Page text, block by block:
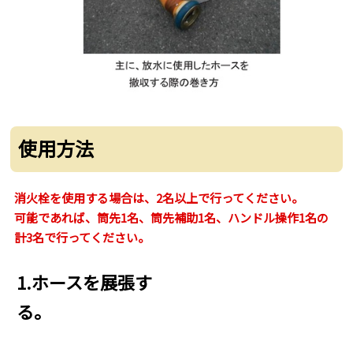
使用方法
消火栓を使用する場合は、2名以上で行ってください。
可能であれば、筒先1名、筒先補助1名、ハンドル操作1名の
計3名で行ってください。
1.ホースを展張す
る。